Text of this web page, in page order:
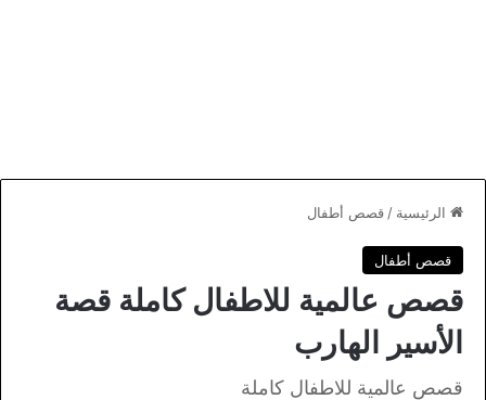
الرئيسية / قصص أطفال
قصص أطفال
قصص عالمية للاطفال كاملة قصة
الأسير الهارب
قصص عالمية للاطفال كاملة